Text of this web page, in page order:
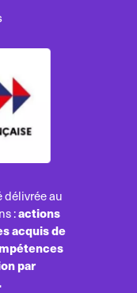
délivrée au
:actions
acquis de
par